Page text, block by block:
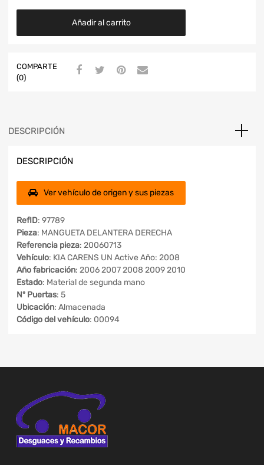
Añadir al carrito
COMPARTE
(0)
DESCRIPCIÓN
DESCRIPCIÓN
Ver vehículo de origen y sus piezas
RefID: 97789
Pieza: MANGUETA DELANTERA DERECHA
Referencia pieza: 20060713
Vehículo: KIA CARENS UN Active Año: 2008
Año fabricación: 2006 2007 2008 2009 2010
Estado: Material de segunda mano
Nº Puertas: 5
Ubicación: Almacenada
Código del vehículo: 00094